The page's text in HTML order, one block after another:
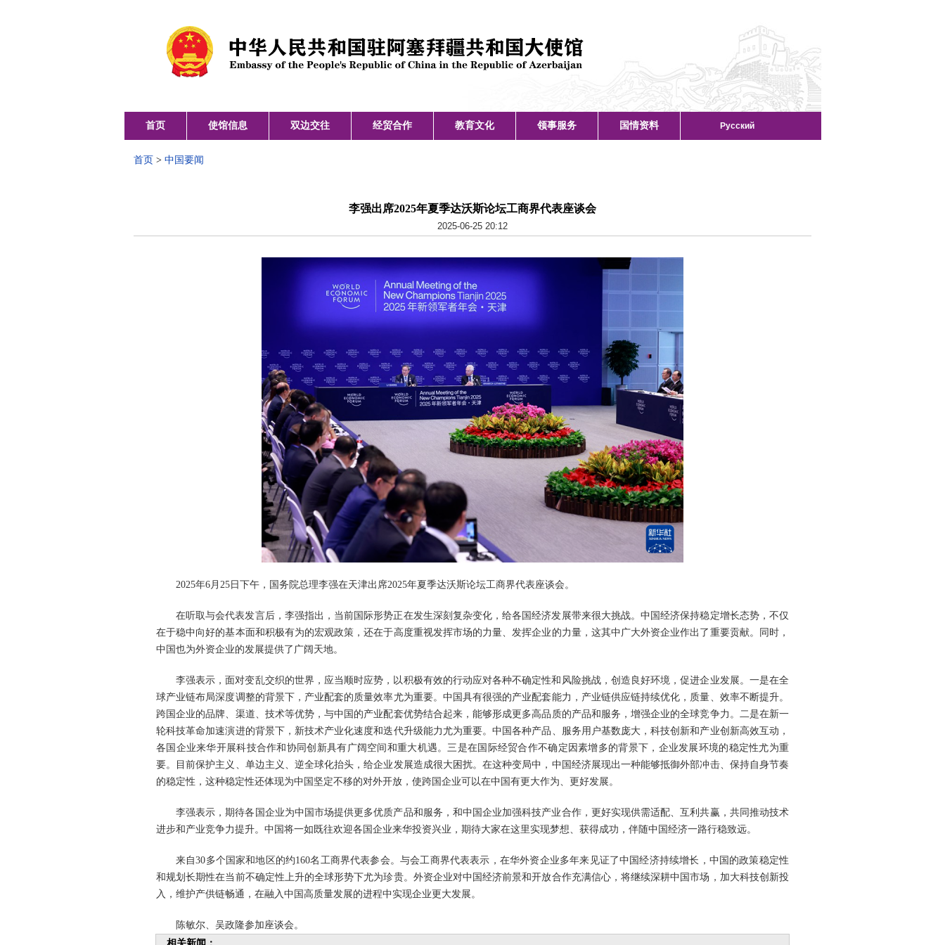
首页 使馆信息 双边交往 经贸合作 教育文化 领事服务 国情资料 Русский
首页 > 中国要闻
李强出席2025年夏季达沃斯论坛工商界代表座谈会
2025-06-25 20:12
2025年6月25日下午，国务院总理李强在天津出席2025年夏季达沃斯论坛工商界代表座谈会。
在听取与会代表发言后，李强指出，当前国际形势正在发生深刻复杂变化，给各国经济发展带来很大挑战。中国经济保持稳定增长态势，不仅
在于稳中向好的基本面和积极有为的宏观政策，还在于高度重视发挥市场的力量、发挥企业的力量，这其中广大外资企业作出了重要贡献。同时，
中国也为外资企业的发展提供了广阔天地。
李强表示，面对变乱交织的世界，应当顺时应势，以积极有效的行动应对各种不确定性和风险挑战，创造良好环境，促进企业发展。一是在全
球产业链布局深度调整的背景下，产业配套的质量效率尤为重要。中国具有很强的产业配套能力，产业链供应链持续优化，质量、效率不断提升。
跨国企业的品牌、渠道、技术等优势，与中国的产业配套优势结合起来，能够形成更多高品质的产品和服务，增强企业的全球竞争力。二是在新一
轮科技革命加速演进的背景下，新技术产业化速度和迭代升级能力尤为重要。中国各种产品、服务用户基数庞大，科技创新和产业创新高效互动，
各国企业来华开展科技合作和协同创新具有广阔空间和重大机遇。三是在国际经贸合作不确定因素增多的背景下，企业发展环境的稳定性尤为重
要。目前保护主义、单边主义、逆全球化抬头，给企业发展造成很大困扰。在这种变局中，中国经济展现出一种能够抵御外部冲击、保持自身节奏
的稳定性，这种稳定性还体现为中国坚定不移的对外开放，使跨国企业可以在中国有更大作为、更好发展。
李强表示，期待各国企业为中国市场提供更多优质产品和服务，和中国企业加强科技产业合作，更好实现供需适配、互利共赢，共同推动技术
进步和产业竞争力提升。中国将一如既往欢迎各国企业来华投资兴业，期待大家在这里实现梦想、获得成功，伴随中国经济一路行稳致远。
来自30多个国家和地区的约160名工商界代表参会。与会工商界代表表示，在华外资企业多年来见证了中国经济持续增长，中国的政策稳定性
和规划长期性在当前不确定性上升的全球形势下尤为珍贵。外资企业对中国经济前景和开放合作充满信心，将继续深耕中国市场，加大科技创新投
入，维护产供链畅通，在融入中国高质量发展的进程中实现企业更大发展。
陈敏尔、吴政隆参加座谈会。